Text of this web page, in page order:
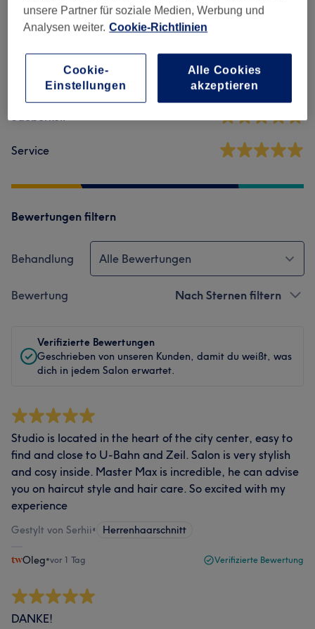
4,9
Ambiente
Sauberkeit
Service
Bewertungen filtern
Behandlung Alle Bewertungen
Bewertung Nach Sternen filtern
Verifizierte Bewertungen
Geschrieben von unseren Kunden, damit du weißt, was
dich in jedem Salon erwartet.
Studio is located in the heart of the city center, easy to
find and close to U-Bahn and Zeil. Salon is very stylish
and cosy inside. Master Max is incredible, he can advise
you on haircut style and hair care. So excited with my
experience
Gestylt von Serhii• Herrenhaarschnitt
Oleg•vor 1 Tag Verifizierte Bewertung
DANKE!
unsere Partner für soziale Medien, Werbung und
Analysen weiter. Cookie-Richtlinien
Cookie-
Einstellungen
Alle Cookies
akzeptieren